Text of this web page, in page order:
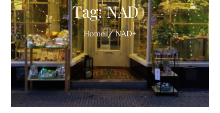
Tag:NAD+
Home NAD+